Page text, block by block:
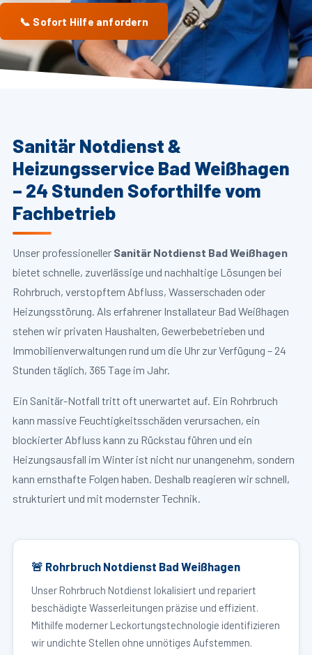
📞 Sofort Hilfe anfordern
Sanitär Notdienst &
Heizungsservice Bad Weißhagen
– 24 Stunden Soforthilfe vom
Fachbetrieb
Unser professioneller Sanitär Notdienst Bad Weißhagen
bietet schnelle, zuverlässige und nachhaltige Lösungen bei
Rohrbruch, verstopftem Abfluss, Wasserschaden oder
Heizungsstörung. Als erfahrener Installateur Bad Weißhagen
stehen wir privaten Haushalten, Gewerbebetrieben und
Immobilienverwaltungen rund um die Uhr zur Verfügung – 24
Stunden täglich, 365 Tage im Jahr.
Ein Sanitär-Notfall tritt oft unerwartet auf. Ein Rohrbruch
kann massive Feuchtigkeitsschäden verursachen, ein
blockierter Abfluss kann zu Rückstau führen und ein
Heizungsausfall im Winter ist nicht nur unangenehm, sondern
kann ernsthafte Folgen haben. Deshalb reagieren wir schnell,
strukturiert und mit modernster Technik.
🚨 Rohrbruch Notdienst Bad Weißhagen
Unser Rohrbruch Notdienst lokalisiert und repariert
beschädigte Wasserleitungen präzise und effizient.
Mithilfe moderner Leckortungstechnologie identifizieren
wir undichte Stellen ohne unnötiges Aufstemmen.